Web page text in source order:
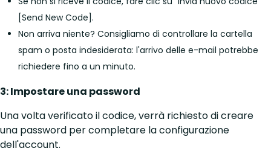
[Send New Code].
Non arriva niente? Consigliamo di controllare la cartella
spam o posta indesiderata: l'arrivo delle e-mail potrebbe
richiedere fino a un minuto.
3: Impostare una password
Una volta verificato il codice, verrà richiesto di creare
una password per completare la configurazione
dell'account.